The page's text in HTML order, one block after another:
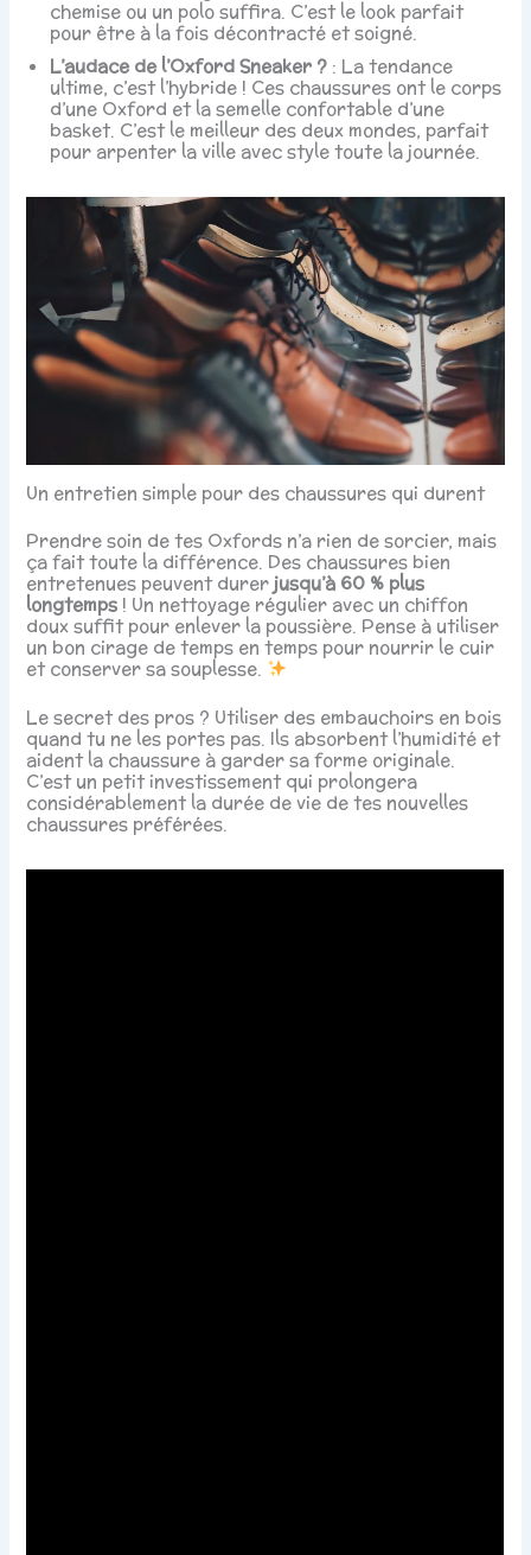
chemise ou un polo suffira. C’est le look parfait
pour être à la fois décontracté et soigné.
L’audace de l’Oxford Sneaker ? : La tendance
ultime, c’est l’hybride ! Ces chaussures ont le corps
d’une Oxford et la semelle confortable d’une
basket. C’est le meilleur des deux mondes, parfait
pour arpenter la ville avec style toute la journée.
Un entretien simple pour des chaussures qui durent
Prendre soin de tes Oxfords n’a rien de sorcier, mais
ça fait toute la différence. Des chaussures bien
entretenues peuvent durer jusqu’à 60 % plus
longtemps ! Un nettoyage régulier avec un chiffon
doux suffit pour enlever la poussière. Pense à utiliser
un bon cirage de temps en temps pour nourrir le cuir
et conserver sa souplesse.
Le secret des pros ? Utiliser des embauchoirs en bois
quand tu ne les portes pas. Ils absorbent l’humidité et
aident la chaussure à garder sa forme originale.
C’est un petit investissement qui prolongera
considérablement la durée de vie de tes nouvelles
chaussures préférées.